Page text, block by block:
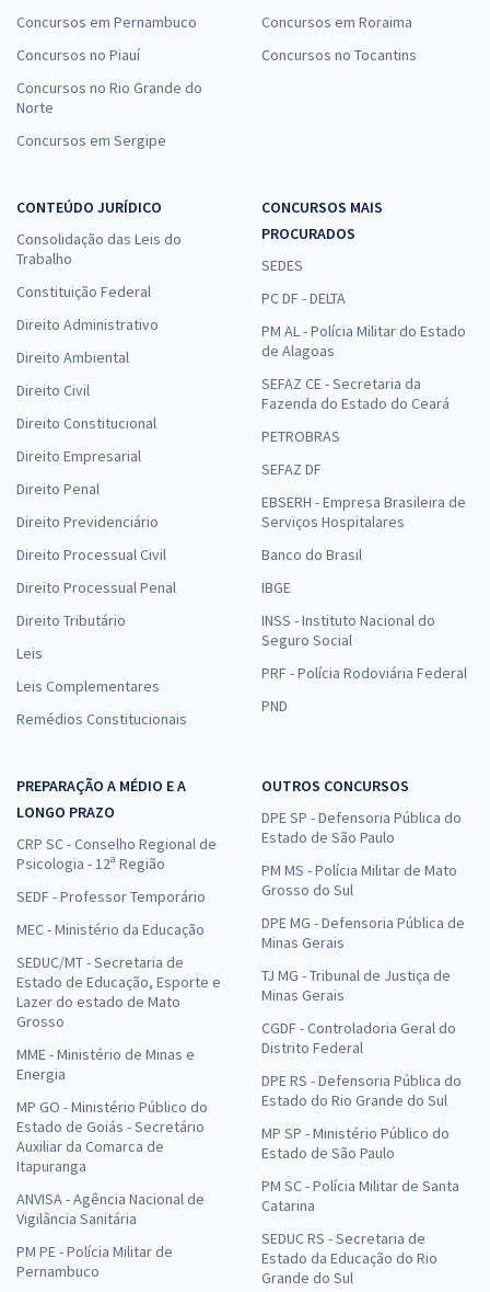
Concursos em Pernambuco
Concursos no Piauí
Concursos no Rio Grande do
Norte
Concursos em Sergipe
Concursos em Roraima
Concursos no Tocantins
CONTEÚDO JURÍDICO
Consolidação das Leis do
Trabalho
Constituição Federal
Direito Administrativo
Direito Ambiental
Direito Civil
Direito Constitucional
Direito Empresarial
Direito Penal
Direito Previdenciário
Direito Processual Civil
Direito Processual Penal
Direito Tributário
Leis
Leis Complementares
Remédios Constitucionais
CONCURSOS MAIS
PROCURADOS
SEDES
PC DF - DELTA
PM AL - Polícia Militar do Estado
de Alagoas
SEFAZ CE - Secretaria da
Fazenda do Estado do Ceará
PETROBRAS
SEFAZ DF
EBSERH - Empresa Brasileira de
Serviços Hospitalares
Banco do Brasil
IBGE
INSS - Instituto Nacional do
Seguro Social
PRF - Polícia Rodoviária Federal
PND
PREPARAÇÃO A MÉDIO E A
LONGO PRAZO
CRP SC - Conselho Regional de
Psicologia - 12ª Região
SEDF - Professor Temporário
MEC - Ministério da Educação
SEDUC/MT - Secretaria de
Estado de Educação, Esporte e
Lazer do estado de Mato
Grosso
MME - Ministério de Minas e
Energia
MP GO - Ministério Público do
Estado de Goiás - Secretário
Auxiliar da Comarca de
Itapuranga
ANVISA - Agência Nacional de
Vigilância Sanitária
PM PE - Polícia Militar de
Pernambuco
OUTROS CONCURSOS
DPE SP - Defensoria Pública do
Estado de São Paulo
PM MS - Polícia Militar de Mato
Grosso do Sul
DPE MG - Defensoria Pública de
Minas Gerais
TJ MG - Tribunal de Justiça de
Minas Gerais
CGDF - Controladoria Geral do
Distrito Federal
DPE RS - Defensoria Pública do
Estado do Rio Grande do Sul
MP SP - Ministério Público do
Estado de São Paulo
PM SC - Polícia Militar de Santa
Catarina
SEDUC RS - Secretaria de
Estado da Educação do Rio
Grande do Sul